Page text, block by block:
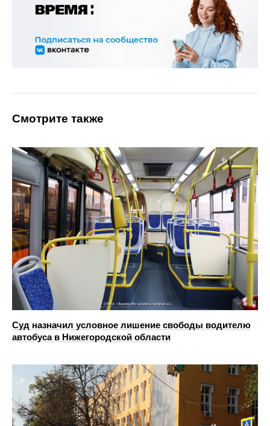
Смотрите также
Суд назначил условное лишение свободы водителю
автобуса в Нижегородской области